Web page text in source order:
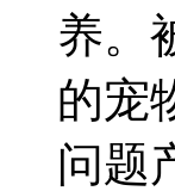
养。
的宠
问题